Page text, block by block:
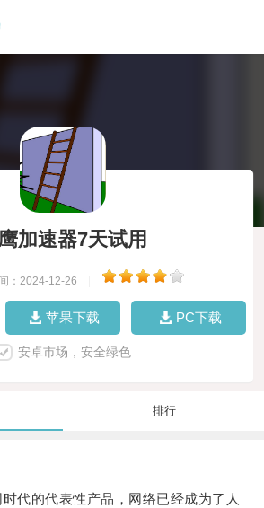
加速器7天试用
：2024-12-26
苹果下载 PC下载
安卓市场，安全绿色
排行
的代表性产品，网络已经成为了人